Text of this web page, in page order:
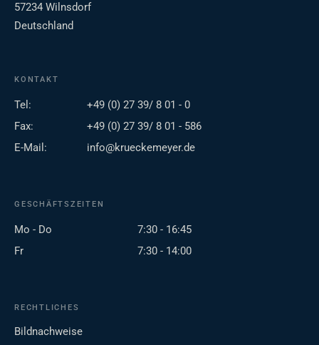
57234 Wilnsdorf
Deutschland
KONTAKT
Tel:
+49 (0) 27 39/ 8 01 - 0
Fax:
+49 (0) 27 39/ 8 01 - 586
E-Mail:
info@krueckemeyer.de
GESCHÄFTSZEITEN
Mo - Do
7:30 - 16:45
Fr
7:30 - 14:00
RECHTLICHES
Bildnachweise